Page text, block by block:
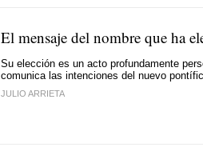
El mensaje del nombre que ha
Su elección es un acto profundamente
comunica las intenciones del nuevo
JULIO ARRIETA